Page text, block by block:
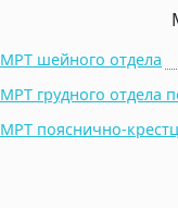
МРТ шейного отдела
МРТ грудного отдела
МРТ пояснично-